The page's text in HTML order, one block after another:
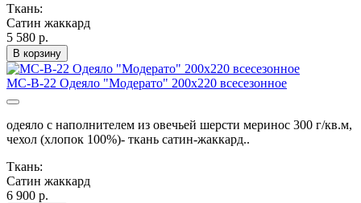
Ткань:
Сатин жаккард
5 580 р.
В корзину
МС-В-22 Одеяло "Модерато" 200х220 всесезонное
одеяло с наполнителем из овечьей шерсти меринос 300 г/кв.м,
чехол (хлопок 100%)- ткань сатин-жаккард..
Ткань:
Сатин жаккард
6 900 р.